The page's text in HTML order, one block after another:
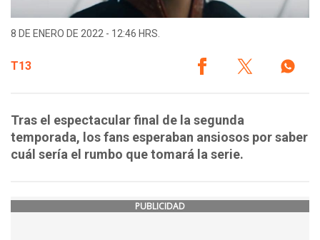
8 DE ENERO DE 2022 - 12:46 HRS.
T13
Tras el espectacular final de la segunda
temporada, los fans esperaban ansiosos por saber
cuál sería el rumbo que tomará la serie.
PUBLICIDAD